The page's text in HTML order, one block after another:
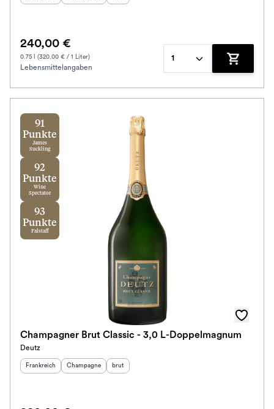
240,00 €
0.75 l (320.00 € / 1 Liter)
Lebensmittelangaben
1
Zum
91
Punkte
James
Suckling
92
Punkte
Wine
Spectator
93
Punkte
Falstaff
Champagner Brut Classic - 3,0 L-Doppelmagnum
Deutz
Herkunftsland
Frankreich Herkunftsregion :
Champagne Geschmack
brut